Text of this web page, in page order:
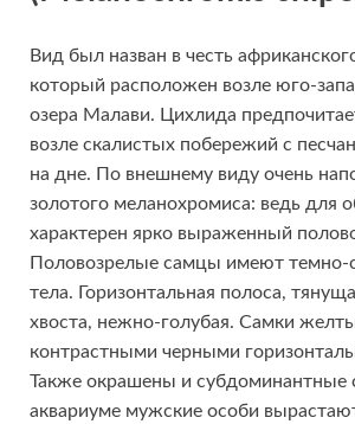
Вид был назван в честь
который расположен возле юго-
озера Малави. Цихлида
возле скалистых побережий с
на дне. По внешнему виду очень
золотого меланохромиса: ведь для
характерен ярко выраженный
Половозрелые самцы имеют темно-
тела. Горизонтальная полоса,
хвоста, нежно-голубая. Самки
контрастными черными
Также окрашены и субдоминантные
аквариуме мужские особи